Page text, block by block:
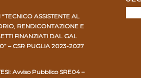
ASSISTENTE AL
RENDICONTAZIONE E
FINANZIATI DAL GAL
– CSR PUGLIA 2023-2027
Avviso Pubblico SRE04 –